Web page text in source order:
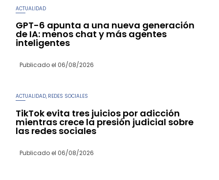
ACTUALIDAD
GPT-6 apunta a una nueva generación
de IA: menos chat y más agentes
inteligentes
Publicado el 06/08/2026
ACTUALIDAD, REDES SOCIALES
TikTok evita tres juicios por adicción
mientras crece la presión judicial sobre
las redes sociales
Publicado el 06/08/2026